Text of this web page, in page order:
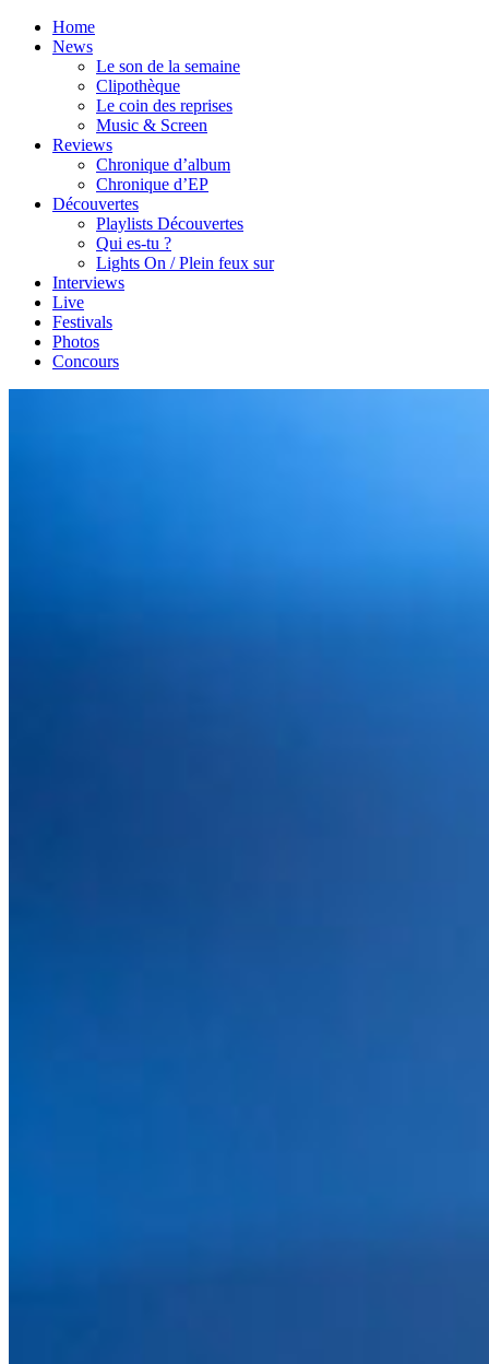
Home
News
Le son de la semaine
Clipothèque
Le coin des reprises
Music & Screen
Reviews
Chronique d’album
Chronique d’EP
Découvertes
Playlists Découvertes
Qui es-tu ?
Lights On / Plein feux sur
Interviews
Live
Festivals
Photos
Concours